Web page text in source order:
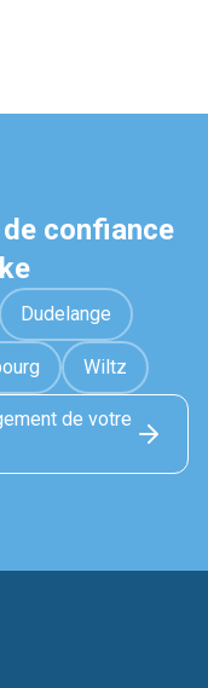
confiance
Dudelange
Wiltz
de votre